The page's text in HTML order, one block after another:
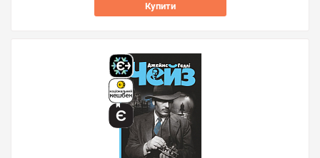
Купити